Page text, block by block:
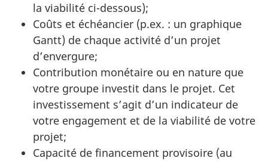
la viabilité ci-dessous);
Coûts et échéancier (p.ex. : un graphique
Gantt) de chaque activité d’un projet
d’envergure;
Contribution monétaire ou en nature que
votre groupe investit dans le projet. Cet
investissement s’agit d’un indicateur de
votre engagement et de la viabilité de votre
projet;
Capacité de financement provisoire (au